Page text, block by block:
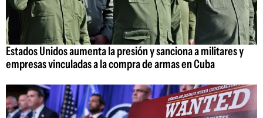
Estados Unidos aumenta la presión y sanciona a militares y
empresas vinculadas a la compra de armas en Cuba